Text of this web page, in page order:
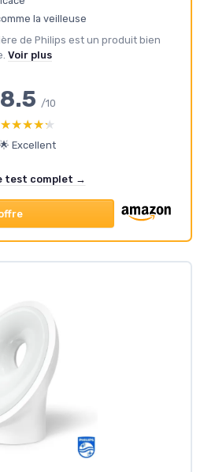
la veilleuse
de Philips est un produit bien
Voir plus
8.5 /10
★★★★★
★★★★★
🌟 Excellent
test complet →